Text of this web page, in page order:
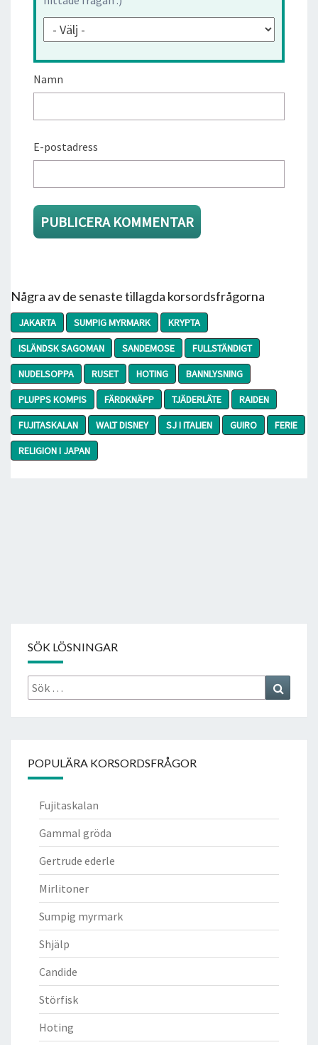
Namn
E-postadress
Några av de senaste tillagda korsordsfrågorna
JAKARTA SUMPIG MYRMARK
KRYPTA
ISLÄNDSK SAGOMAN
SANDEMOSE
FULLSTÄNDIGT
NUDELSOPPA
RUSET HOTING
BANNLYSNING
PLUPPS KOMPIS
FÄRDKNÄPP TJÄDERLÄTE
RAIDEN
FUJITASKALAN
WALT DISNEY SJ I ITALIEN GUIRO
FERIE
RELIGION I JAPAN
SÖK LÖSNINGAR
Sök
efter:
POPULÄRA KORSORDSFRÅGOR
Fujitaskalan
Gammal gröda
Gertrude ederle
Mirlitoner
Sumpig myrmark
Shjälp
Candide
Störfisk
Hoting